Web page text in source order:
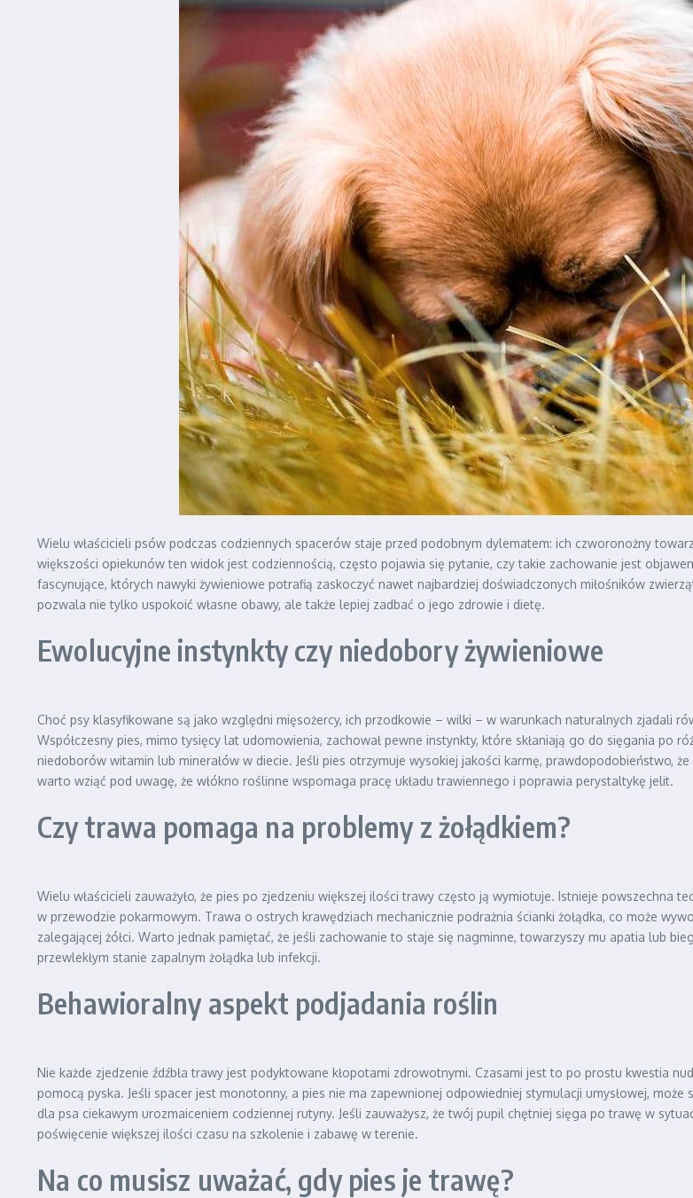
Wielu właścicieli psów podczas codziennych spacerów staje przed podobnym dylematem: ich czworonożny
większości opiekunów ten widok jest codziennością, często pojawia się pytanie, czy takie zachowanie jest
fascynujące, których nawyki żywieniowe potrafią zaskoczyć nawet najbardziej doświadczonych miłośników
pozwala nie tylko uspokoić własne obawy, ale także lepiej zadbać o jego zdrowie i dietę.
Ewolucyjne instynkty czy niedobory żywieniowe
Choć psy klasyfikowane są jako względni mięsożercy, ich przodkowie – wilki – w warunkach naturalnych zjadali
Współczesny pies, mimo tysięcy lat udomowienia, zachował pewne instynkty, które skłaniają go do sięgania po
niedoborów witamin lub minerałów w diecie. Jeśli pies otrzymuje wysokiej jakości karmę, prawdopodobieństwo,
warto wziąć pod uwagę, że włókno roślinne wspomaga pracę układu trawiennego i poprawia perystaltykę jelit.
Czy trawa pomaga na problemy z żołądkiem?
Wielu właścicieli zauważyło, że pies po zjedzeniu większej ilości trawy często ją wymiotuje. Istnieje
w przewodzie pokarmowym. Trawa o ostrych krawędziach mechanicznie podrażnia ścianki żołądka, co może
zalegającej żółci. Warto jednak pamiętać, że jeśli zachowanie to staje się nagminne, towarzyszy mu apatia lub
przewlekłym stanie zapalnym żołądka lub infekcji.
Behawioralny aspekt podjadania roślin
Nie każde zjedzenie źdźbła trawy jest podyktowane kłopotami zdrowotnymi. Czasami jest to po prostu kwestia
pomocą pyska. Jeśli spacer jest monotonny, a pies nie ma zapewnionej odpowiedniej stymulacji umysłowej,
dla psa ciekawym urozmaiceniem codziennej rutyny. Jeśli zauważysz, że twój pupil chętniej sięga po trawę w
poświęcenie większej ilości czasu na szkolenie i zabawę w terenie.
Na co musisz uważać, gdy pies je trawę?